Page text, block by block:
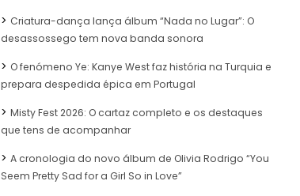
Criatura-dança lança álbum “Nada no Lugar”: O
desassossego tem nova banda sonora
O fenómeno Ye: Kanye West faz história na Turquia e
prepara despedida épica em Portugal
Misty Fest 2026: O cartaz completo e os destaques
que tens de acompanhar
A cronologia do novo álbum de Olivia Rodrigo “You
Seem Pretty Sad for a Girl So in Love”